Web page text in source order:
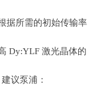
据所需的初始传输率
Dy:YLF激光晶体的
议泵浦：